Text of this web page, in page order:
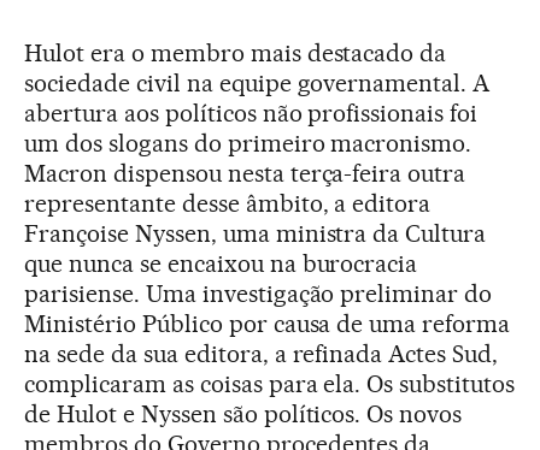
Hulot era o membro mais destacado da
sociedade civil na equipe governamental. A
abertura aos políticos não profissionais foi
um dos slogans do primeiro macronismo.
Macron dispensou nesta terça-feira outra
representante desse âmbito, a editora
Françoise Nyssen, uma ministra da Cultura
que nunca se encaixou na burocracia
parisiense. Uma investigação preliminar do
Ministério Público por causa de uma reforma
na sede da sua editora, a refinada Actes Sud,
complicaram as coisas para ela. Os substitutos
de Hulot e Nyssen são políticos. Os novos
membros do Governo procedentes da